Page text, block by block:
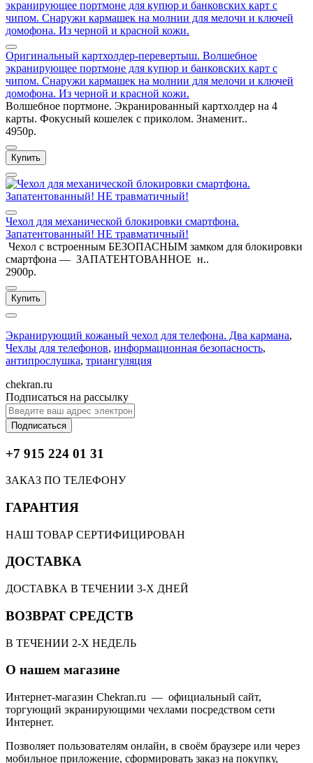
Оригинальный картхолдер-перевертыш. Волшебное
экранирующее портмоне для купюр и банковских карт с
чипом. Снаружи кармашек на молнии для мелочи и ключей
домофона. Из черной и красной кожи.
Волшебное портмоне. Экранированный картхолдер на 4
карты. Фокусный кошелек с приколом. Знаменит..
4950р.
Купить
Чехол для механической блокировки смартфона.
Запатентованный! НЕ травматичный!
Чехол с встроенным БЕЗОПАСНЫМ замком для блокировки
смартфона — ЗАПАТЕНТОВАННОЕ н..
2900р.
Купить
Экранирующий кожаный чехол для телефона. Два кармана,
Чехлы для телефонов, информационная безопасность,
антипрослушка, триангуляция
chekran.ru
Подписаться на рассылку
Подписаться
+7 915 224 01 31
ЗАКАЗ ПО ТЕЛЕФОНУ
ГАРАНТИЯ
НАШ ТОВАР СЕРТИФИЦИРОВАН
ДОСТАВКА
ДОСТАВКА В ТЕЧЕНИИ 3-Х ДНЕЙ
ВОЗВРАТ СРЕДСТВ
В ТЕЧЕНИИ 2-Х НЕДЕЛЬ
О нашем магазине
Интернет-магазин Chekran.ru — официальный сайт,
торгующий экранирующими чехлами посредством сети
Интернет.
Позволяет пользователям онлайн, в своём браузере или через
мобильное приложение, сформировать заказ на покупку,